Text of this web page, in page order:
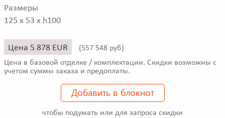
Размеры
125 x 53 x h100
Цена 5 878 EUR (557 548 руб)
Цена в базовой отделке / комплектации. Скидки возможны с
учетом суммы заказа и предоплаты.
Добавить в блокнот
чтобы подумать или для запроса скидки